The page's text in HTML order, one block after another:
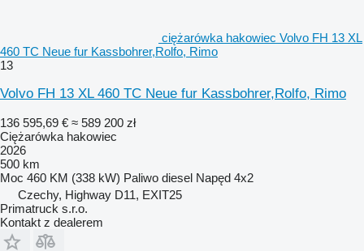
ciężarówka hakowiec Volvo FH 13 XL
460 TC Neue fur Kassbohrer,Rolfo, Rimo
13
Volvo FH 13 XL 460 TC Neue fur Kassbohrer,Rolfo, Rimo
136 595,69 € ≈ 589 200 zł
Ciężarówka hakowiec
2026
500 km
Moc 460 KM (338 kW) Paliwo diesel Napęd 4x2
Czechy, Highway D11, EXIT25
Primatruck s.r.o.
Kontakt z dealerem